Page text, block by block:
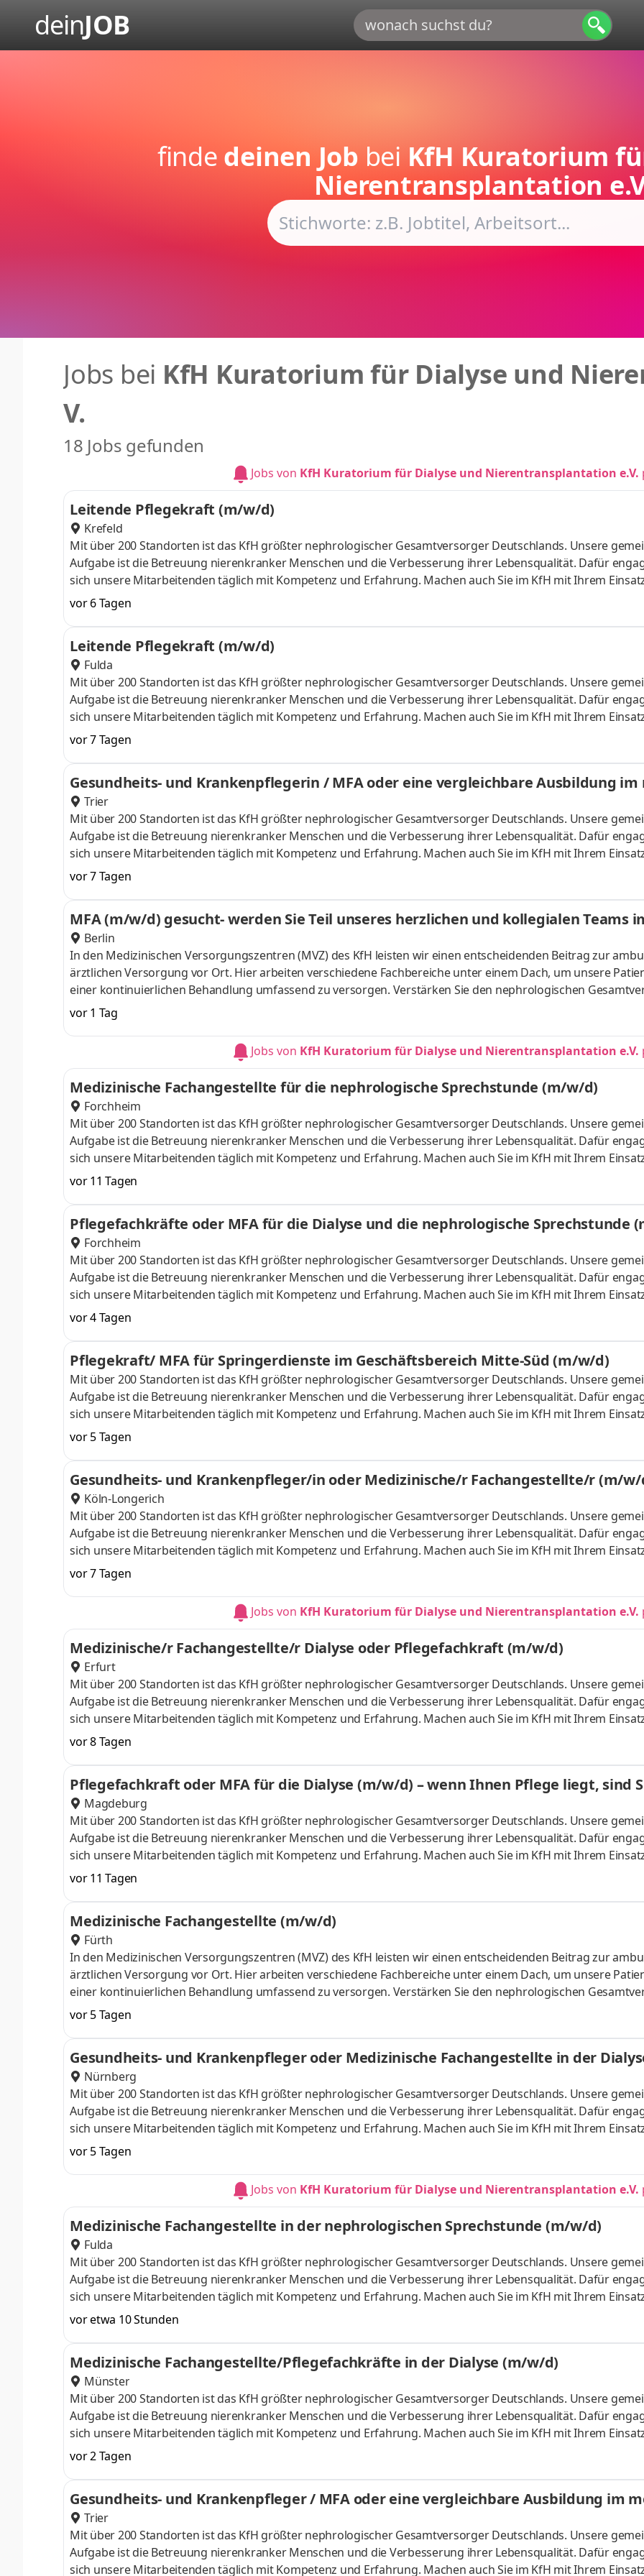
deinJOB
finde deinen Job bei KfH Kuratorium
Nierentransplantation
Jobs bei KfH Kuratorium für Dialyse und
V.
18 Jobs gefunden
Jobs von KfH Kuratorium für Dialyse und Nierentransplantation e.V.
Leitende Pflegekraft (m/w/d)
Krefeld
Mit über 200 Standorten ist das KfH größter nephrologischer Gesamtversorger Deutschlands. Unsere
Aufgabe ist die Betreuung nierenkranker Menschen und die Verbesserung ihrer Lebensqualität. Dafür
sich unsere Mitarbeitenden täglich mit Kompetenz und Erfahrung. Machen auch Sie im KfH mit Ihrem
Unterschied! Einsatzort: KfH-Nierenzentrum Krefeld Arbeitszeit: Vollzeit Eintrittsdatum: nach Vereinbarung
Eigenständige Leitung und Organisation eines Pflegeteams in der Dialyse mit Klinikkooperation. Organisation
Zentrums in zielorientierter Zusammenarbeit mit der ärztlichen und der kaufmännischen Leitung.
Personaleinsatzplans und der h
vor 6 Tagen
Leitende Pflegekraft (m/w/d)
Fulda
Mit über 200 Standorten ist das KfH größter nephrologischer Gesamtversorger Deutschlands. Unsere
Aufgabe ist die Betreuung nierenkranker Menschen und die Verbesserung ihrer Lebensqualität. Dafür
sich unsere Mitarbeitenden täglich mit Kompetenz und Erfahrung. Machen auch Sie im KfH mit Ihrem
Unterschied! Einsatzort: KfH-Nierenzentrum Fulda Arbeitszeit: Vollzeit Eintrittsdatum: nach Vereinbarung
Sie übernehmen die Personalführung und Personalentwicklung des Pflege-Teams. Sie verantworten die
Personaleinsatzplanung mittels Softwareunterstützung inkl. Urlaubsplanung und Ausfallmanagement. Sie
mitverantwortlich für die Umsetzung und Einhaltung von
vor 7 Tagen
Gesundheits- und Krankenpflegerin / MFA oder eine vergleichbare Ausbildung
Trier
Mit über 200 Standorten ist das KfH größter nephrologischer Gesamtversorger Deutschlands. Unsere
Aufgabe ist die Betreuung nierenkranker Menschen und die Verbesserung ihrer Lebensqualität. Dafür
sich unsere Mitarbeitenden täglich mit Kompetenz und Erfahrung. Machen auch Sie im KfH mit Ihrem
Unterschied! Einsatzort: KfH-Nierenzentrum Trier Arbeitszeit: Vollzeit / Teilzeit Eintrittsdatum: nach
Aufgaben Vorbereitung, Durchführung und Nachbereitung von Dialysebehandlungen Beurteilen Sie den
Allgemeinzustand unserer Patient*innen während der Dialyse und leisten Sie einen entscheidenden Beitrag
Wohlbefinden Organisation und Durchführung von
vor 7 Tagen
MFA (m/w/d) gesucht- werden Sie Teil unseres herzlichen und kollegialen Teams
Berlin
In den Medizinischen Versorgungszentren (MVZ) des KfH leisten wir einen entscheidenden Beitrag zur
ärztlichen Versorgung vor Ort. Hier arbeiten verschiedene Fachbereiche unter einem Dach, um unsere
einer kontinuierlichen Behandlung umfassend zu versorgen. Verstärken Sie den nephrologischen
als MVZ-Mitarbeiter und helfen Sie, unsere Patienten umfassend zu behandeln. Einsatzort: MVZ KfH-
Gesundheitszentrum Berlin-Mitte Arbeitszeit: Vollzeit / Teilzeit Eintrittsdatum: ab sofort oder nach
Aufgaben Zuständig für den Empfang und die Betreuung der Patienten. Organisation und Koordination des
Ambulanzbetriebs. Administrative Aufgaben u.a. Terminv
vor 1 Tag
Jobs von KfH Kuratorium für Dialyse und Nierentransplantation e.V.
Medizinische Fachangestellte für die nephrologische Sprechstunde (m/w/d)
Forchheim
Mit über 200 Standorten ist das KfH größter nephrologischer Gesamtversorger Deutschlands. Unsere
Aufgabe ist die Betreuung nierenkranker Menschen und die Verbesserung ihrer Lebensqualität. Dafür
sich unsere Mitarbeitenden täglich mit Kompetenz und Erfahrung. Machen auch Sie im KfH mit Ihrem
Unterschied! Einsatzort: KfH-Nierenzentrum Forchheim Arbeitszeit: Vollzeit / Teilzeit (zunächst befristet für 2
mit der Option auf Verlängerung) Eintrittsdatum: nach Vereinbarung Aufgaben Sie arbeiten in unserer
Nephrologischen Sprechstunde des KfH-Nierenzentrums Forchheim. Sie kümmern sich um
und unterstützen unsere Patient*innen bei Fragen.
vor 11 Tagen
Pflegefachkräfte oder MFA für die Dialyse und die nephrologische Sprechstunde
Forchheim
Mit über 200 Standorten ist das KfH größter nephrologischer Gesamtversorger Deutschlands. Unsere
Aufgabe ist die Betreuung nierenkranker Menschen und die Verbesserung ihrer Lebensqualität. Dafür
sich unsere Mitarbeitenden täglich mit Kompetenz und Erfahrung. Machen auch Sie im KfH mit Ihrem
Unterschied! Einsatzort: KfH-Nierenzentrum Forchheim Arbeitszeit: Vollzeit / Teilzeit (zunächst befristet für 2
mit der Option auf Verlängerung) Eintrittsdatum: nach Vereinbarung Aufgaben Sie arbeiten als Teil des
und unterstützen bei den vielfältigen Aufgaben rund um die Versorgung unserer Dialysepatienten. Ihre
reichen von der Vorbereitung
vor 4 Tagen
Pflegekraft/ MFA für Springerdienste im Geschäftsbereich Mitte-Süd (m/w/d)
Mit über 200 Standorten ist das KfH größter nephrologischer Gesamtversorger Deutschlands. Unsere
Aufgabe ist die Betreuung nierenkranker Menschen und die Verbesserung ihrer Lebensqualität. Dafür
sich unsere Mitarbeitenden täglich mit Kompetenz und Erfahrung. Machen auch Sie im KfH mit Ihrem
Unterschied! Einsatz in Region: KfH-Nierenzentren Franken, Thüringen, Schwaben Arbeitszeit: Vollzeit / Teilzeit
(jedoch mindestens 23 Stunden) Eintrittsdatum: ab sofort Aufgaben Als Springer arbeiten Sie als Teil des
und unterstützen bei den vielfältigen Aufgaben rund um die Versorgung unserer Dialysepatientinnen und -
Sie unterstützen die lokalen
vor 5 Tagen
Gesundheits- und Krankenpfleger/in oder Medizinische/r Fachangestellte/r (m/w/
Köln-Longerich
Mit über 200 Standorten ist das KfH größter nephrologischer Gesamtversorger Deutschlands. Unsere
Aufgabe ist die Betreuung nierenkranker Menschen und die Verbesserung ihrer Lebensqualität. Dafür
sich unsere Mitarbeitenden täglich mit Kompetenz und Erfahrung. Machen auch Sie im KfH mit Ihrem
Unterschied! Einsatzort: KfH-Nierenzentrum Köln-Longerich Arbeitszeit: Vollzeit / Teilzeit Eintrittsdatum: nach
Vereinbarung Aufgaben Sie arbeiten als Teil des Pflegeteams und unterstützen bei den vielfältigen Aufgaben
um die Versorgung unserer Dialysepatienten unter Einhaltung der geltenden Standards und Richtlinien. Mit
Engagement setzen Sie sich dafür ein,
vor 7 Tagen
Jobs von KfH Kuratorium für Dialyse und Nierentransplantation e.V.
Medizinische/r Fachangestellte/r Dialyse oder Pflegefachkraft (m/w/d)
Erfurt
Mit über 200 Standorten ist das KfH größter nephrologischer Gesamtversorger Deutschlands. Unsere
Aufgabe ist die Betreuung nierenkranker Menschen und die Verbesserung ihrer Lebensqualität. Dafür
sich unsere Mitarbeitenden täglich mit Kompetenz und Erfahrung. Machen auch Sie im KfH mit Ihrem
Unterschied! Einsatzort: KfH-Nierenzentrum Erfurt Arbeitszeit: Teilzeit (23,06 Stunden/Woche) Eintrittsdatum:
oder nach Vereinbarung Aufgaben Sie arbeiten als Teil des Pflegeteams und unterstützen bei den vielfältigen
Aufgaben rund um die Versorgung unserer Dialysepatienten. Ihre Aufgaben reichen von der Vorbereitung
Behandlungsplatzes über die Punktion bis z
vor 8 Tagen
Pflegefachkraft oder MFA für die Dialyse (m/w/d) – wenn Ihnen Pflege liegt, sind
Magdeburg
Mit über 200 Standorten ist das KfH größter nephrologischer Gesamtversorger Deutschlands. Unsere
Aufgabe ist die Betreuung nierenkranker Menschen und die Verbesserung ihrer Lebensqualität. Dafür
sich unsere Mitarbeitenden täglich mit Kompetenz und Erfahrung. Machen auch Sie im KfH mit Ihrem
Unterschied! Einsatzort: KfH-Nierenzentrum Magdeburg Arbeitszeit: Vollzeit / Teilzeit – (befristet auf 2 Jahre -
Elternzeitvertretung) Eintrittsdatum: nach Vereinbarung Aufgaben Sie arbeiten als Teil des Pflegeteams und
unterstützen bei den vielfältigen Aufgaben rund um die Versorgung unserer Dialysepatienten, ggf. nach
angemessenen und strukturierten Einarbeitung
vor 11 Tagen
Medizinische Fachangestellte (m/w/d)
Fürth
In den Medizinischen Versorgungszentren (MVZ) des KfH leisten wir einen entscheidenden Beitrag zur
ärztlichen Versorgung vor Ort. Hier arbeiten verschiedene Fachbereiche unter einem Dach, um unsere
einer kontinuierlichen Behandlung umfassend zu versorgen. Verstärken Sie den nephrologischen
als MVZ-Mitarbeiter und helfen Sie, unsere Patienten umfassend zu behandeln. Einsatzort: MVZ KfH-
Gesundheitszentrum Fürth Arbeitszeit: Vollzeit / Teilzeit Eintrittsdatum: nach Vereinbarung Aufgaben
Terminvereinbarungen und Unterstützung unserer Patient*innen bei Fragen Blutabnahmen, Infusionen,
Injektionsgabe, Impfungen Organisation und Durchführung von Aufgaben au
vor 5 Tagen
Gesundheits- und Krankenpfleger oder Medizinische Fachangestellte in der
Nürnberg
Mit über 200 Standorten ist das KfH größter nephrologischer Gesamtversorger Deutschlands. Unsere
Aufgabe ist die Betreuung nierenkranker Menschen und die Verbesserung ihrer Lebensqualität. Dafür
sich unsere Mitarbeitenden täglich mit Kompetenz und Erfahrung. Machen auch Sie im KfH mit Ihrem
Unterschied! Einsatzort: KfH-Nierenzentrum Nürnberg-West Arbeitszeit: Vollzeit / Teilzeit Eintrittsdatum: nach
Vereinbarung Aufgaben Als kompetenter Ansprechpartner betreuen Sie unsere Patienten in allen Phasen
Dialysebehandlung. Ihre Aufgaben reichen von der Vorbereitung des Behandlungsplatzes über die
Dokumentation der erreichten Werte. Sie über
vor 5 Tagen
Jobs von KfH Kuratorium für Dialyse und Nierentransplantation e.V.
Medizinische Fachangestellte in der nephrologischen Sprechstunde (m/w/d)
Fulda
Mit über 200 Standorten ist das KfH größter nephrologischer Gesamtversorger Deutschlands. Unsere
Aufgabe ist die Betreuung nierenkranker Menschen und die Verbesserung ihrer Lebensqualität. Dafür
sich unsere Mitarbeitenden täglich mit Kompetenz und Erfahrung. Machen auch Sie im KfH mit Ihrem
Unterschied! Einsatzort: KfH-Nierenzentrum Fulda Arbeitszeit: Vollzeit / Teilzeit Eintrittsdatum: nach
Aufbereitung von Proben und erheben Vitalparameter. Sie führen eine umfassende Dokumentation durch.
bearbeiten Patientenakten. Sie sind im Bereich
vor etwa 10 Stunden
Medizinische Fachangestellte/Pflegefachkräfte in der Dialyse (m/w/d)
Münster
Mit über 200 Standorten ist das KfH größter nephrologischer Gesamtversorger Deutschlands. Unsere
Aufgabe ist die Betreuung nierenkranker Menschen und die Verbesserung ihrer Lebensqualität. Dafür
sich unsere Mitarbeitenden täglich mit Kompetenz und Erfahrung. Machen auch Sie im KfH mit Ihrem
Unterschied! Einsatzort: KfH-Nierenzentrum Heinz-Losse-Zentrum Münster Arbeitszeit: Vollzeit / Teilzeit
Eintrittsdatum: nach Vereinbarung Aufgaben Ambulante Betreuung chronisch kranker Patient*innen in der
Vorbereitung, Durchführung und Nachbereitung von Dialysebehandlungen Fachgerechte Versorgung und
der Patient*innen Empathische Kommunikation mit unsere
vor 2 Tagen
Gesundheits- und Krankenpfleger / MFA oder eine vergleichbare Ausbildung im
Trier
Mit über 200 Standorten ist das KfH größter nephrologischer Gesamtversorger Deutschlands. Unsere
Aufgabe ist die Betreuung nierenkranker Menschen und die Verbesserung ihrer Lebensqualität. Dafür
sich unsere Mitarbeitenden täglich mit Kompetenz und Erfahrung. Machen auch Sie im KfH mit Ihrem